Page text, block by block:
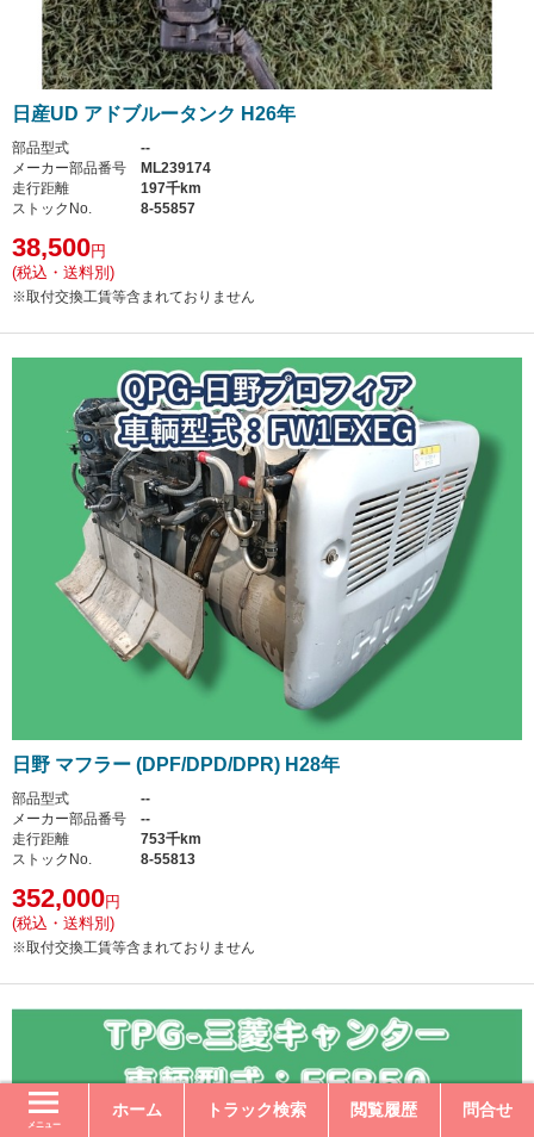
メニュー
ホーム トラック検索 閲覧履歴 問合せ
日産UD アドブルータンク H26年
部品型式
--
メーカー部品番号
ML239174
走行距離
197千km
ストックNo.
8-55857
38,500円
(税込・送料別)
※取付交換工賃等含まれておりません
日野 マフラー (DPF/DPD/DPR) H28年
部品型式
--
メーカー部品番号
--
走行距離
753千km
ストックNo.
8-55813
352,000円
(税込・送料別)
※取付交換工賃等含まれておりません